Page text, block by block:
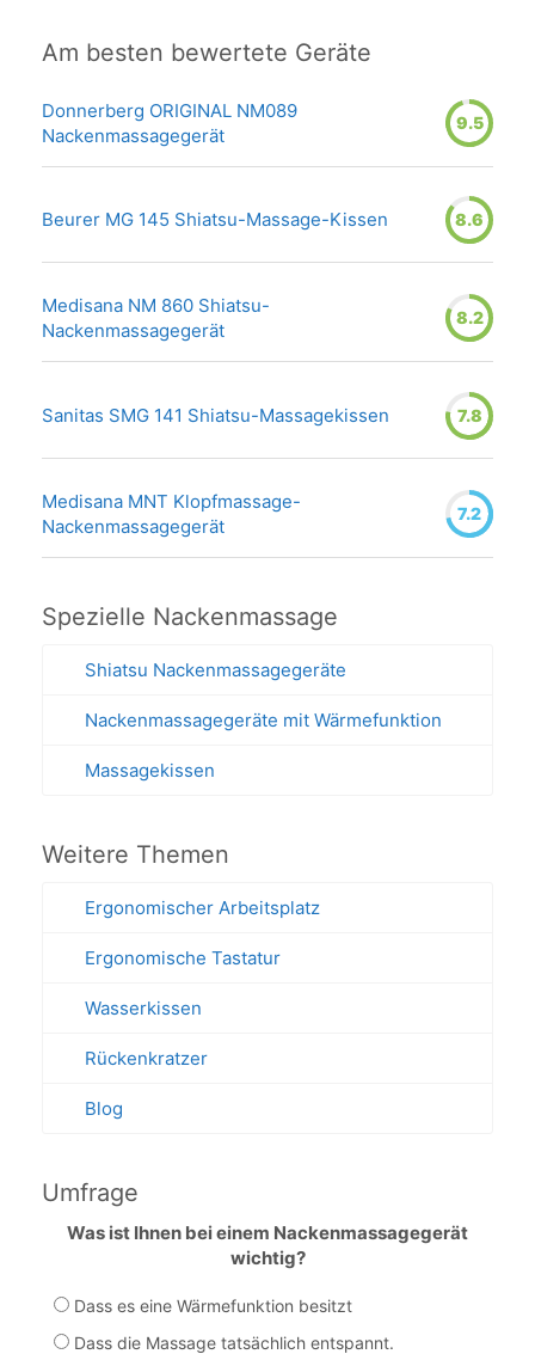
Am besten bewertete Geräte
Donnerberg ORIGINAL NM089
Nackenmassagegerät
9.5
Beurer MG 145 Shiatsu-Massage-Kissen 8.6
Medisana NM 860 Shiatsu-
Nackenmassagegerät
8.2
Sanitas SMG 141 Shiatsu-Massagekissen 7.8
Medisana MNT Klopfmassage-
Nackenmassagegerät
7.2
Spezielle Nackenmassage
Shiatsu Nackenmassagegeräte
Nackenmassagegeräte mit Wärmefunktion
Massagekissen
Weitere Themen
Ergonomischer Arbeitsplatz
Ergonomische Tastatur
Wasserkissen
Rückenkratzer
Blog
Umfrage
Was ist Ihnen bei einem Nackenmassagegerät
wichtig?
Dass es eine Wärmefunktion besitzt
Dass die Massage tatsächlich entspannt.